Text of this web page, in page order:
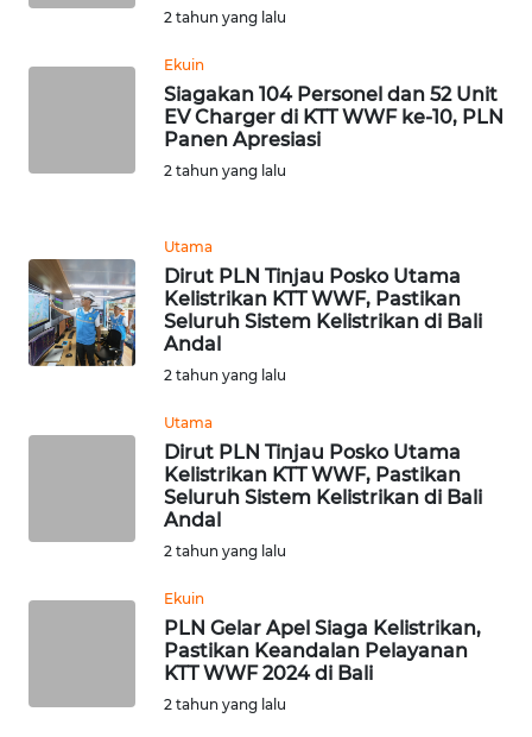
2 tahun yang lalu
Ekuin
Siagakan 104 Personel dan 52 Unit
EV Charger di KTT WWF ke-10, PLN
Panen Apresiasi
2 tahun yang lalu
Utama
Dirut PLN Tinjau Posko Utama
Kelistrikan KTT WWF, Pastikan
Seluruh Sistem Kelistrikan di Bali
Andal
2 tahun yang lalu
Utama
Dirut PLN Tinjau Posko Utama
Kelistrikan KTT WWF, Pastikan
Seluruh Sistem Kelistrikan di Bali
Andal
2 tahun yang lalu
Ekuin
PLN Gelar Apel Siaga Kelistrikan,
Pastikan Keandalan Pelayanan
KTT WWF 2024 di Bali
2 tahun yang lalu
WN
KEPRI
RIAU